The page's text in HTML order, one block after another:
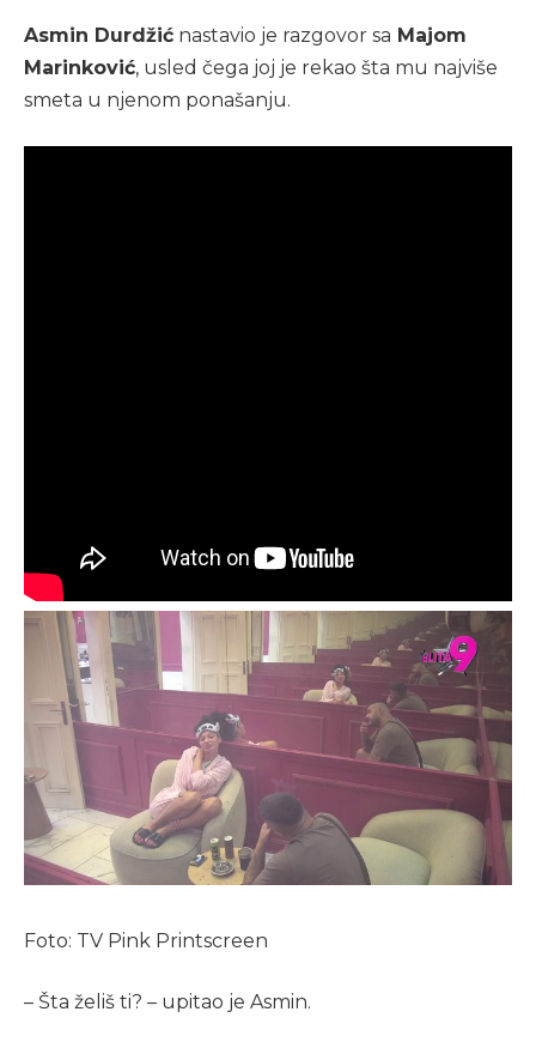
Asmin Durdžić nastavio je razgovor sa Majom
Marinković, usled čega joj je rekao šta mu najviše
smeta u njenom ponašanju.
Foto: TV Pink Printscreen
– Šta želiš ti? – upitao je Asmin.